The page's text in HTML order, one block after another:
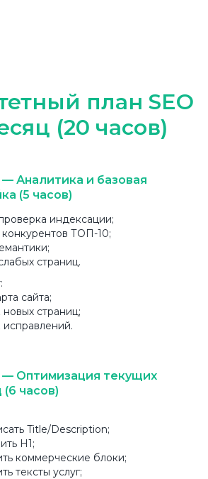
план SEO
(20 часов)
Аналитика и базовая
(5 часов)
индексации;
конкурентов ТОП-10;
страниц.
сайта;
новых страниц;
исправлений.
Оптимизация текущих
(6 часов)
Title/Description;
H1;
коммерческие блоки;
тексты услуг;